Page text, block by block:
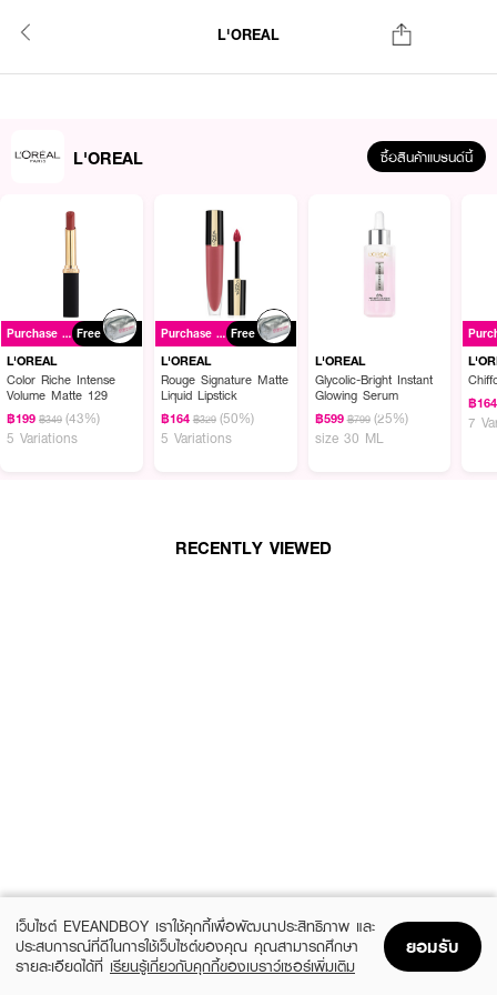
L'OREAL
L'OREAL ซื้อสินค้าแบรนด์นี้
Purchase ฿699+ Free
L'OREAL
Color Riche Intense
Volume Matte 129
฿199 ฿349 (43%)
5 Variations
Purchase ฿699+ Free
L'OREAL
Rouge Signature Matte
Liquid Lipstick
฿164 ฿329 (50%)
5 Variations
L'OREAL
Glycolic-Bright Instant
Glowing Serum
฿599 ฿799 (25%)
size 30 ML
฿164
7
RECENTLY VIEWED
เว็บไซต์ EVEANDBOY เราใช้คุกกี้เพื่อพัฒนาประสิทธิภาพ และ
ประสบการณ์ที่ดีในการใช้เว็บไซต์ของคุณ คุณสามารถศึกษา
รายละเอียดได้ที่ เรียนรู้เกี่ยวกับคุกกี้ของเบราว์เซอร์เพิ่มเติม
ยอมรับ